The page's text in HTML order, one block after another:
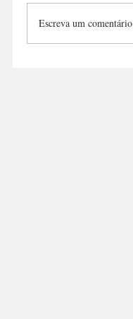
Viva Academia
Escreva um comentário